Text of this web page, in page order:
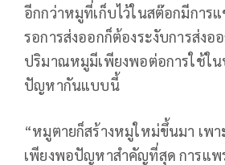
อีกกว่าหมูที่เก็บไว้ในสต๊อกมีการ
รอการส่งออกก็ต้องระงับการส่ง
ปริมาณหมูมีเพียงพอต่อการใช้ใน
ปัญหากันแบบนี้
“หมูตายก็สร้างหมูใหม่ขึ้นมา เพ
เพียงพอปัญหาสำคัญที่สุด การแพ